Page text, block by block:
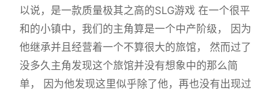
以说，是一款质量极其之高的SLG游戏 在一个很平
和的小镇中，我们的主角算是一个中产阶级， 因为
他继承并且经营着一个不算很大的旅馆， 然而过了
没多久主角发现这个旅馆并没有想象中的那么简
单， 因为他发现这里似乎除了他，再也没有出现过